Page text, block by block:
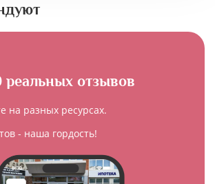
реальных отзывов
на разных ресурсах.
- наша гордость!